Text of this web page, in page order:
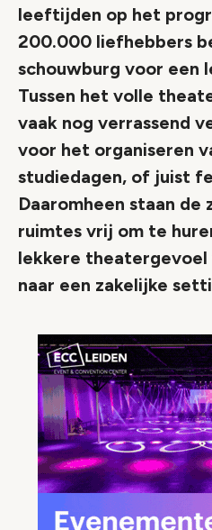
leeftijden op het
200.000 liefhebbers
schouwburg voor een
Tussen het volle
vaak nog verrassend
voor het organiseren
studiedagen, of juist
Daaromheen staan de
ruimtes vrij om te
lekkere
naar een zakelijke